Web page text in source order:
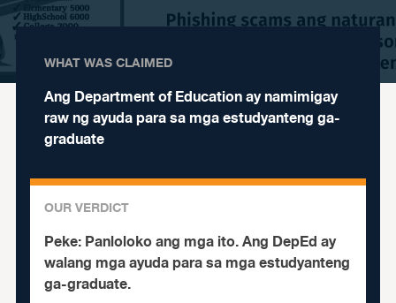
WHAT WAS CLAIMED
Ang Department of Education ay namimigay
raw ng ayuda para sa mga estudyanteng ga-
graduate
OUR VERDICT
Peke:Panloloko ang mga ito. Ang DepEd ay
walang mga ayuda para sa mga estudyanteng
ga-graduate.